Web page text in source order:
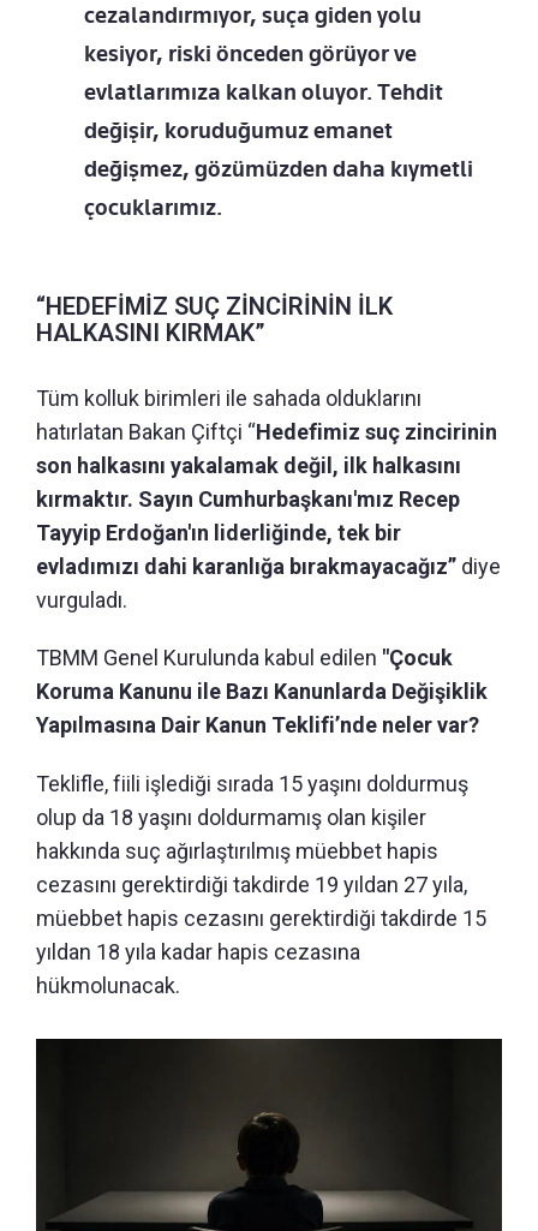
cezalandırmıyor, suça giden yolu
kesiyor, riski önceden görüyor ve
evlatlarımıza kalkan oluyor. Tehdit
değişir, koruduğumuz emanet
değişmez, gözümüzden daha kıymetli
çocuklarımız.
“HEDEFİMİZ SUÇ ZİNCİRİNİN İLK
HALKASINI KIRMAK”
Tüm kolluk birimleri ile sahada olduklarını
hatırlatan Bakan Çiftçi “Hedefimiz suç zincirinin
son halkasını yakalamak değil, ilk halkasını
kırmaktır. Sayın Cumhurbaşkanı'mız Recep
Tayyip Erdoğan'ın liderliğinde, tek bir
evladımızı dahi karanlığa bırakmayacağız” diye
vurguladı.
TBMM Genel Kurulunda kabul edilen "Çocuk
Koruma Kanunu ile Bazı Kanunlarda Değişiklik
Yapılmasına Dair Kanun Teklifi’nde neler var?
Teklifle, fiili işlediği sırada 15 yaşını doldurmuş
olup da 18 yaşını doldurmamış olan kişiler
hakkında suç ağırlaştırılmış müebbet hapis
cezasını gerektirdiği takdirde 19 yıldan 27 yıla,
müebbet hapis cezasını gerektirdiği takdirde 15
yıldan 18 yıla kadar hapis cezasına
hükmolunacak.